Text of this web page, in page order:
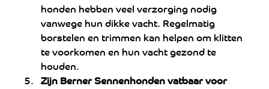
honden hebben veel verzorging nodig
vanwege hun dikke vacht. Regelmatig
borstelen en trimmen kan helpen om klitten
te voorkomen en hun vacht gezond te
houden.
Zijn Berner Sennenhonden vatbaar voor